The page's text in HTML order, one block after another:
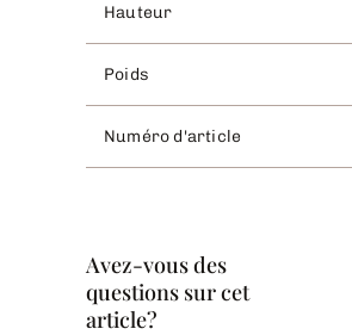
Hauteur
Poids
Numéro d'article
Avez-vous des
questions sur cet
article?